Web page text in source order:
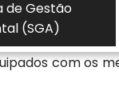
de Gestão
(SGA)
e
Ademar
com os